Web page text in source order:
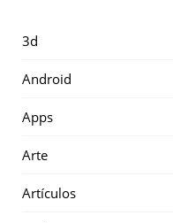
3d
Android
Apps
Arte
Artículos